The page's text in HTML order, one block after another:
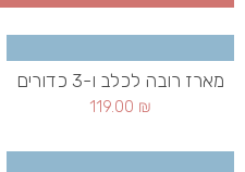
מארז רובה לכלב ו-3 כדורים
119.00 ₪